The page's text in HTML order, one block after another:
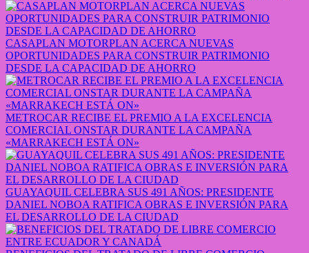
CASAPLAN MOTORPLAN ACERCA NUEVAS
OPORTUNIDADES PARA CONSTRUIR PATRIMONIO
DESDE LA CAPACIDAD DE AHORRO
METROCAR RECIBE EL PREMIO A LA EXCELENCIA
COMERCIAL ONSTAR DURANTE LA CAMPAÑA
«MARRAKECH ESTÁ ON»
GUAYAQUIL CELEBRA SUS 491 AÑOS: PRESIDENTE
DANIEL NOBOA RATIFICA OBRAS E INVERSIÓN PARA
EL DESARROLLO DE LA CIUDAD